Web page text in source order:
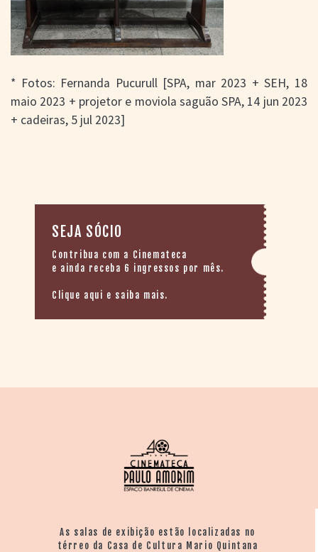
SEJA SÓCIO
Contribua com a Cinemateca
e ainda receba 6 ingressos por mês.
Clique aqui e saiba mais.
* Fotos: Fernanda Pucurull [SPA, mar 2023 + SEH, 18
maio 2023 + projetor e moviola saguão SPA, 14 jun 2023
+ cadeiras, 5 jul 2023]
As salas de exibição estão localizadas no
térreo da Casa de Cultura Mario Quintana